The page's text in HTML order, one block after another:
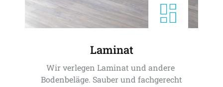
Laminat
Wir verlegen Laminat und andere
Bodenbeläge. Sauber und fachgerecht